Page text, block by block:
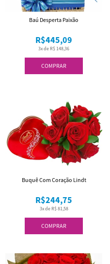
COMPRAR
3x de R$ 148,36
R$445,09
Baú Desperta Paixão
COMPRAR
3x de R$ 81,58
R$244,75
Buquê Com Coração Lindt